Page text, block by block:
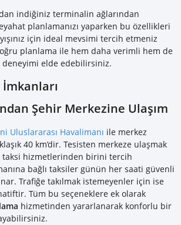
indiğiniz terminalin ağlarından
planlamanızı yaparken bu özellikleri
için ideal mevsimi tercih etmeniz
planlama ile hem daha verimli hem de
elde edebilirsiniz.
İmkanları
Şehir Merkezine Ulaşım
Uluslararası Havalimanı ile merkez
40 km’dir. Tesisten merkeze ulaşmak
taksi hizmetlerinden birini tercih
bağlı taksiler günün her saati güvenli
Trafiğe takılmak istemeyenler için ise
Tüm bu seçeneklere ek olarak
hizmetinden yararlanarak konforlu bir